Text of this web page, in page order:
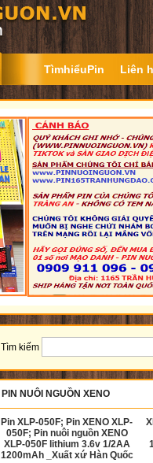
TìmhiểuPin Liên
Tìm kiếm
PIN NUÔI NGUỒN XENO
Pin XLP-050F; Pin XENO XLP-
050F; Pin nuôi nguồn XENO
XLP-050F lithium 3.6v 1/2AA
1200mAh _Xuất xứ Hàn Quốc